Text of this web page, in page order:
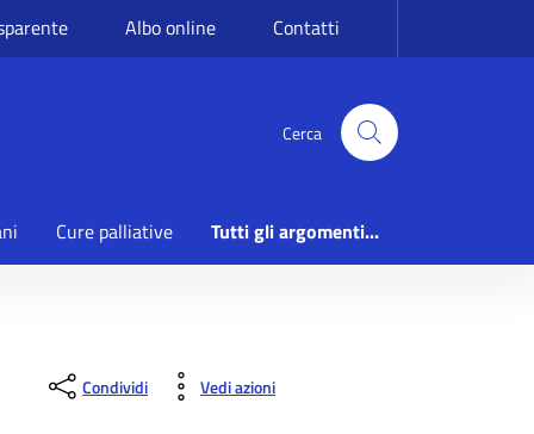
Albo online Contatti
Cerca
Cure palliative Tutti gli argomenti...
Condividi Vedi azioni